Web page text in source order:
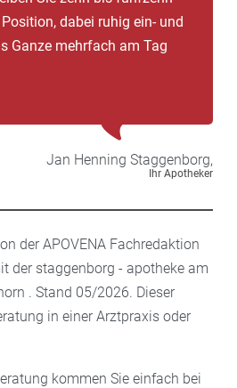
dabei ruhig ein- und
Ganze mehrfach am Tag
Jan Henning Staggenborg,
Ihr Apotheker
der APOVENA Fachredaktion
der staggenborg - apotheke am
. Stand 05/2026. Dieser
in einer Arztpraxis oder
kommen Sie einfach bei